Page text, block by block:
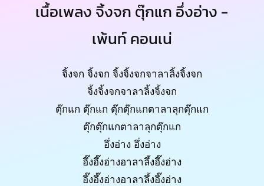
เนื้อเพลง จิ้งจก ตุ๊กแก อึ่งอ่าง -
เพ้นท์ คอนเน่
จิ้งจก จิ้งจก จิ้งจิ้งจกจาลาลิ้งจิ้งจก
จิ้งจิ้งจกจาลาลิ้งจิ้งจก
ตุ๊กแก ตุ๊กแก ตุ๊กตุ๊กแกตาลาลุกตุ๊กแก
ตุ๊กตุ๊กแกตาลาลุกตุ๊กแก
อึ่งอ่าง อึ่งอ่าง
อึ๊งอึ๊งอ่างอาลาลึ้งอึ๊งอ่าง
อึ๊งอึ๊งอ่างอาลาลึ้งอึ๊งอ่าง